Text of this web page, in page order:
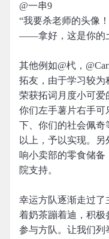
@一串9
“我要杀老师的头像
——拿好，这是你的
其他例如@杙，
拓友，由于学习较为
荣获拓词月度小可爱
你们左手薯片右手可
下、你们的社会佩奇
以上，予以实现。
响小卖部的零食储
院支持。
幸运方队逐渐走过了
着奶茶蹦着迪，积极
参与方队。让我们列